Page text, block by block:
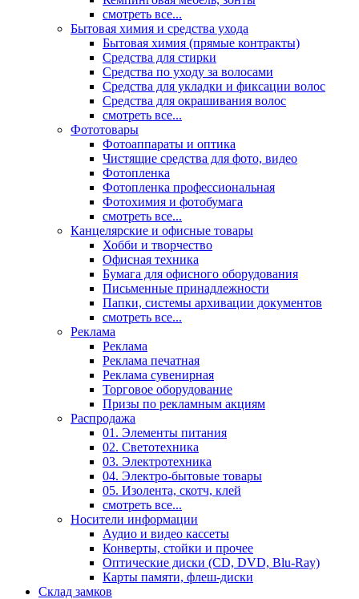
смотреть все...
Бытовая химия и средства ухода
Бытовая химия (прямые контракты)
Средства для стирки
Средства по уходу за волосами
Средства для укладки и фиксации волос
Средства для окрашивания волос
смотреть все...
Фототовары
Фотоаппараты и оптика
Чистящие средства для фото, видео
Фотопленка
Фотопленка профессиональная
Фотохимия и фотобумага
смотреть все...
Канцелярские и офисные товары
Хобби и творчество
Офисная техника
Бумага для офисного оборудования
Письменные принадлежности
Папки, системы архивации документов
смотреть все...
Реклама
Реклама
Реклама печатная
Реклама сувенирная
Торговое оборудование
Призы по рекламным акциям
Распродажа
01. Элементы питания
02. Светотехника
03. Электротехника
04. Электро-бытовые товары
05. Изолента, скотч, клей
смотреть все...
Носители информации
Аудио и видео кассеты
Конверты, стойки и прочее
Оптические диски (CD, DVD, Blu-Ray)
Карты памяти, флеш-диски
Склад замков